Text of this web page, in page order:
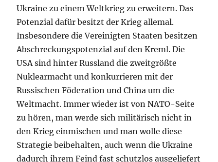
Ukraine zu einem Weltkrieg zu erweitern. Das
Potenzial dafür besitzt der Krieg allemal.
Insbesondere die Vereinigten Staaten besitzen
Abschreckungspotenzial auf den Kreml. Die
USA sind hinter Russland die zweitgrößte
Nuklearmacht und konkurrieren mit der
Russischen Föderation und China um die
Weltmacht. Immer wieder ist von NATO-Seite
zu hören, man werde sich militärisch nicht in
den Krieg einmischen und man wolle diese
Strategie beibehalten, auch wenn die Ukraine
dadurch ihrem Feind fast schutzlos ausgeliefert